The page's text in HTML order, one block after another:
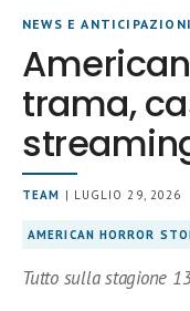
NEWS E ANTICIPAZIONI
trama,
TEAM | LUGLIO 29, 2026
AMERICAN HORROR
Tutto sulla stagione